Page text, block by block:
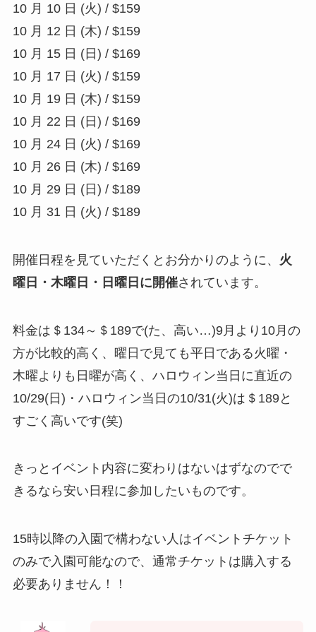
10 月 10 日 (火) / $159
10 月 12 日 (木) / $159
10 月 15 日 (日) / $169
10 月 17 日 (火) / $159
10 月 19 日 (木) / $159
10 月 22 日 (日) / $169
10 月 24 日 (火) / $169
10 月 26 日 (木) / $169
10 月 29 日 (日) / $189
10 月 31 日 (火) / $189
開催日程を見ていただくとお分かりのように、 火
曜日・木曜日・日曜日に開催されています。
料金は＄134～＄189で(た、高い…)9月より10月の
方が比較的高く、曜日で見ても平日である火曜・
木曜よりも日曜が高く、ハロウィン当日に直近の
10/29(日)・ハロウィン当日の10/31(火)は＄189と
すごく高いです(笑)
きっとイベント内容に変わりはないはずなのでで
きるなら安い日程に参加したいものです。
15時以降の入園で構わない人はイベントチケット
のみで入園可能なので、通常チケットは購入する
必要ありません！！